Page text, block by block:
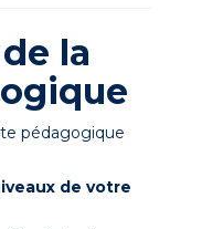
la
pédagogique
de votre